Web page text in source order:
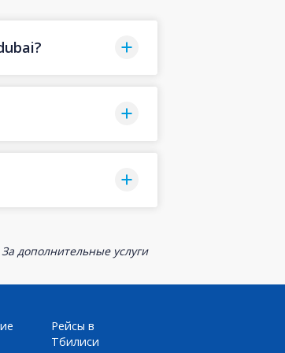
дополнительные услуги
Рейсы в
Тбилиси